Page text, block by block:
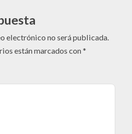
electrónico no será publicada.
están marcados con*